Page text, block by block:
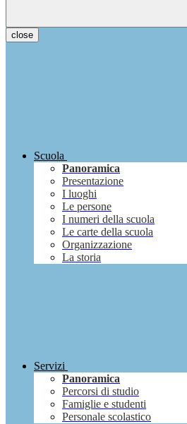
close
Scuola
Panoramica
Presentazione
I luoghi
Le persone
I numeri della scuola
Le carte della scuola
Organizzazione
La storia
Servizi
Panoramica
Percorsi di studio
Famiglie e studenti
Personale scolastico